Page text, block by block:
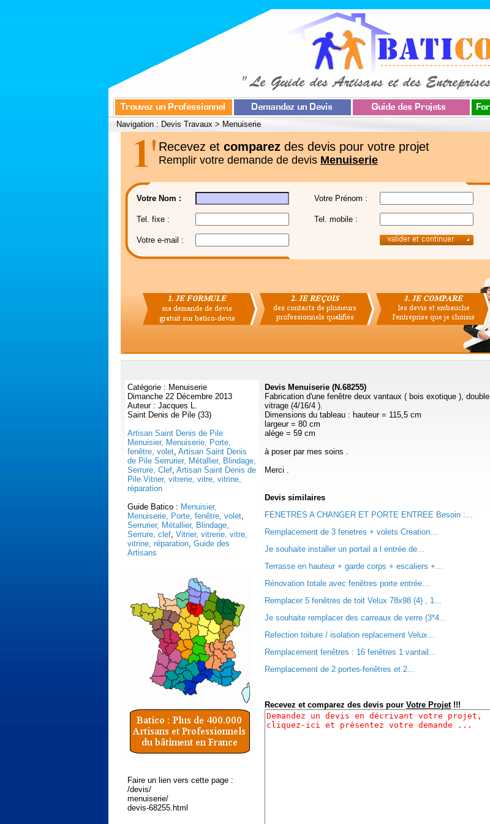
Navigation : Devis Travaux > Menuiserie
Recevez et comparez des devis pour votre projet
Remplir votre demande de devis Menuiserie
Votre Nom : Votre Prénom :
Tel. fixe : Tel. mobile :
Votre e-mail :
Catégorie : Menuiserie
Dimanche 22 Décembre 2013
Auteur : Jacques L.
Saint Denis de Pile (33)
Artisan Saint Denis de Pile
Menuisier, Menuiserie, Porte,
fenêtre, volet, Artisan Saint Denis
de Pile Serrurier, Métallier, Blindage,
Serrure, Clef, Artisan Saint Denis de
Pile Vitrier, vitrerie, vitre, vitrine,
réparation
Guide Batico : Menuisier,
Menuiserie, Porte, fenêtre, volet,
Serrurier, Métallier, Blindage,
Serrure, clef, Vitrier, vitrerie, vitre,
vitrine, réparation, Guide des
Artisans
Faire un lien vers cette page :
/devis/
menuiserie/
devis-68255.html
Devis Menuiserie (N.68255)
Fabrication d'une fenêtre deux vantaux ( bois exotique ), double
vitrage (4/16/4 ).
Dimensions du tableau : hauteur = 115,5 cm
largeur = 80 cm
alège = 59 cm
à poser par mes soins .
Merci .
Devis similaires
FENETRES A CHANGER ET PORTE ENTREE Besoin :...
Remplacement de 3 fenetres + volets Creation...
Je souhaite installer un portail a l entrée de...
Terrasse en hauteur + garde corps + escaliers +...
Rénovation totale avec fenêtres porte entrée...
Remplacer 5 fenêtres de toit Velux 78x98 (4) , 1...
Je souhaite remplacer des carreaux de verre (3*4...
Refection toiture / isolation replacement Velux...
Remplacement fenêtres : 16 fenêtres 1 vantail...
Remplacement de 2 portes-fenêtres et 2...
Recevez et comparez des devis pour Votre Projet!!!